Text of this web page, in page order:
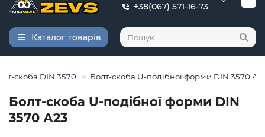
+38(067) 571-16-73
Каталог товарів
скоба DIN 3570 Болт-скоба U-подібної форми DIN 3570
Болт-скоба U-подібної форми DIN
3570 А23